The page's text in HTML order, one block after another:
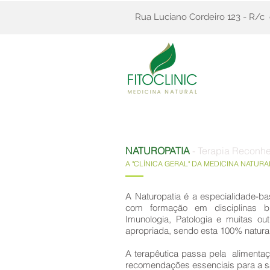
Rua Luciano Cordeiro 123 - R/
NATUROPATIA - Terapia
A "CLÍNICA GERAL" DA MEDICINA
A Naturopatia é a especialidade-
com formação em disciplinas
Imunologia, Patologia e muitas
apropriada, sendo esta 100%
A terapêutica passa pela
recomendações essenciais para a